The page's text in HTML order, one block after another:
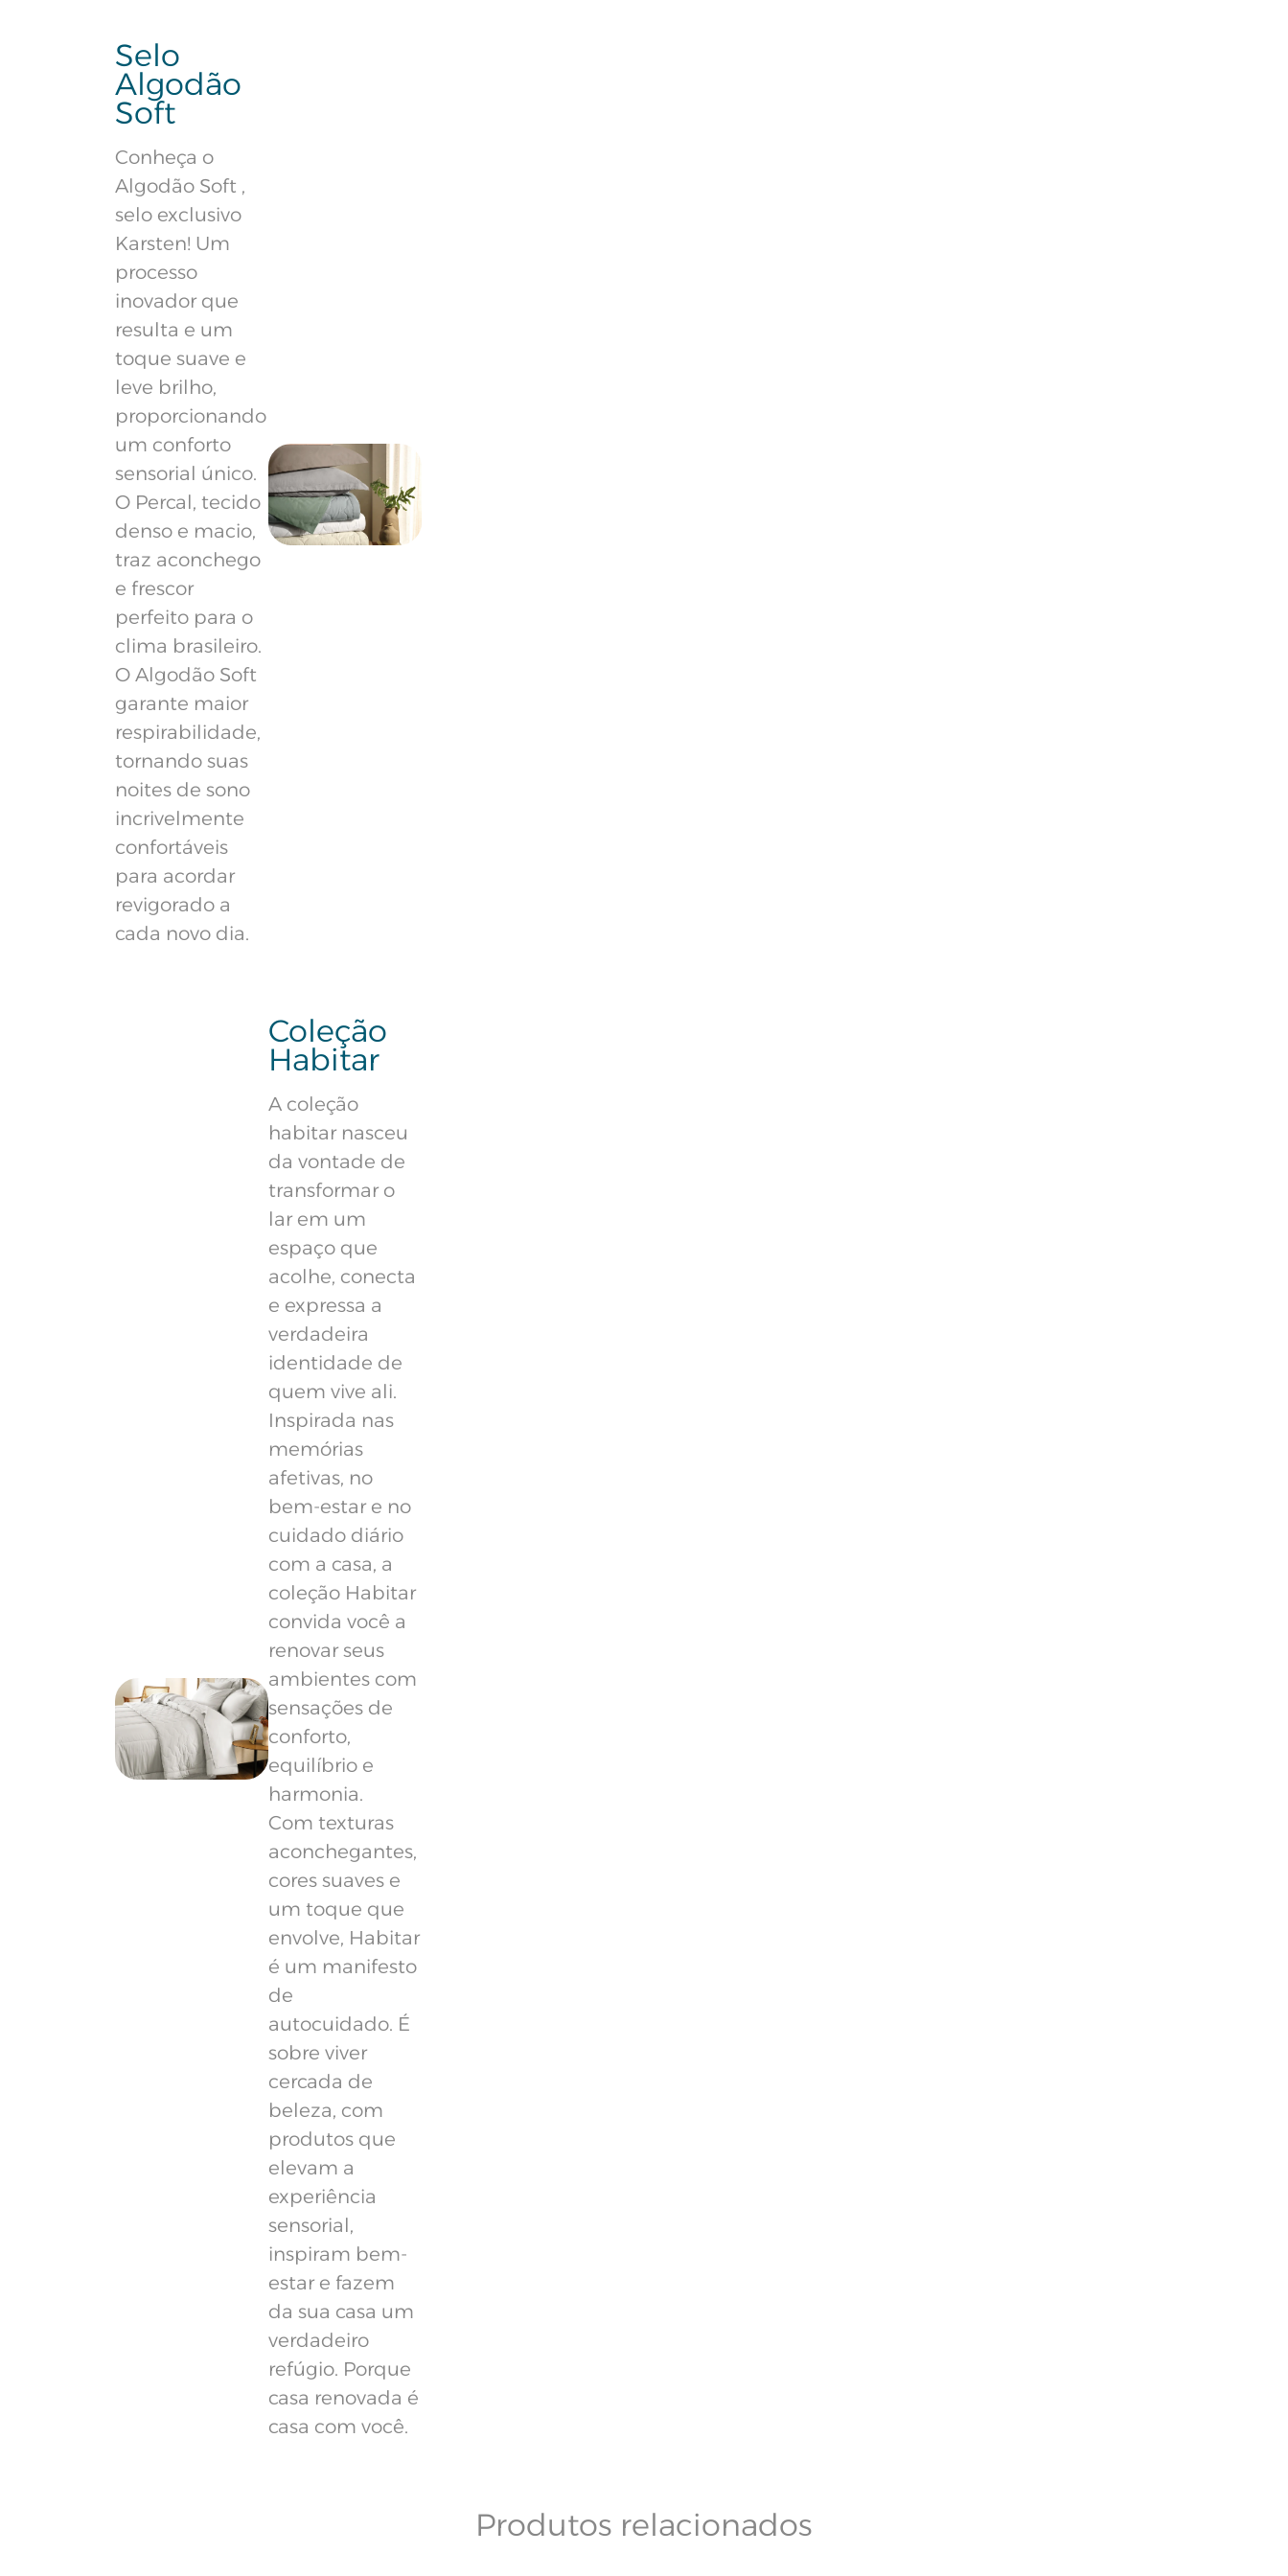
Selo
Algodão
Soft
Conheça o
Algodão Soft ,
selo exclusivo
Karsten! Um
processo
inovador que
resulta e um
toque suave e
leve brilho,
proporcionando
um conforto
sensorial único.
O Percal, tecido
denso e macio,
traz aconchego
e frescor
perfeito para o
clima brasileiro.
O Algodão Soft
garante maior
respirabilidade,
tornando suas
noites de sono
incrivelmente
confortáveis
para acordar
revigorado a
cada novo dia.
Coleção
Habitar
A coleção
habitar nasceu
da vontade de
transformar o
lar em um
espaço que
acolhe, conecta
e expressa a
verdadeira
identidade de
quem vive ali.
Inspirada nas
memórias
afetivas, no
bem-estar e no
cuidado diário
com a casa, a
coleção Habitar
convida você a
renovar seus
ambientes com
sensações de
conforto,
equilíbrio e
harmonia.
Com texturas
aconchegantes,
cores suaves e
um toque que
envolve, Habitar
é um manifesto
de
autocuidado. É
sobre viver
cercada de
beleza, com
produtos que
elevam a
experiência
sensorial,
inspiram bem-
estar e fazem
da sua casa um
verdadeiro
refúgio. Porque
casa renovada é
casa com você.
Produtos relacionados